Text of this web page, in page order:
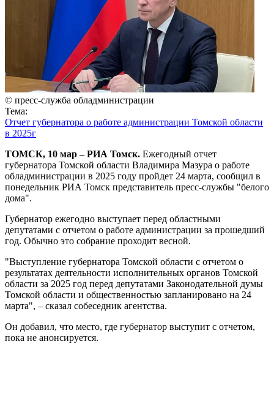
© пресс-служба обладминистрации
Тема:
Отчет губернатора о работе администрации Томской области
в 2025г
ТОМСК, 10 мар – РИА Томск. Ежегодный отчет
губернатора Томской области Владимира Мазура о работе
обладминистрации в 2025 году пройдет 24 марта, сообщил в
понедельник РИА Томск представитель пресс-службы "белого
дома".
Губернатор ежегодно выступает перед областными
депутатами с отчетом о работе администрации за прошедший
год. Обычно это собрание проходит весной.
"Выступление губернатора Томской области с отчетом о
результатах деятельности исполнительных органов Томской
области за 2025 год перед депутатами Законодательной думы
Томской области и общественностью запланировано на 24
марта", – сказал собеседник агентства.
Он добавил, что место, где губернатор выступит с отчетом,
пока не анонсируется.